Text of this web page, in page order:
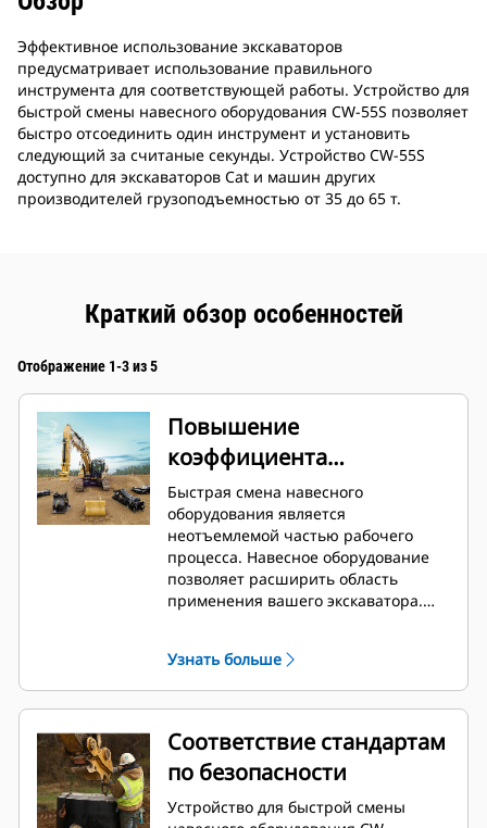
Эффективное использование экскаваторов
предусматривает использование правильного
инструмента для соответствующей работы. Устройство для
быстрой смены навесного оборудования CW-55S позволяет
быстро отсоединить один инструмент и установить
следующий за считаные секунды. Устройство CW-55S
доступно для экскаваторов Cat и машин других
производителей грузоподъемностью от 35 до 65 т.
Краткий обзор особенностей
Отображение 1-3 из 5
Повышение
коэффициента
использования вашей
машины
Быстрая смена навесного
оборудования является
неотъемлемой частью рабочего
процесса. Навесное оборудование
позволяет расширить область
применения вашего экскаватора.
навесного оборудования. Устройство
для быстрой смены навесного
оборудования CW стало
промышленным стандартом. За
последние 40 лет было продано
более 50 000 единиц. Устройство
может устанавливаться на машинах
разных классов и совместимо с
Узнать больше
Соответствие стандартам
по безопасности
Устройство для быстрой смены